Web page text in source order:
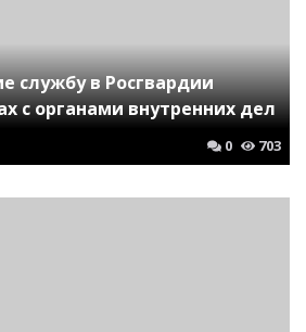
службу в Росгвардии
с органами внутренних дел
0 703